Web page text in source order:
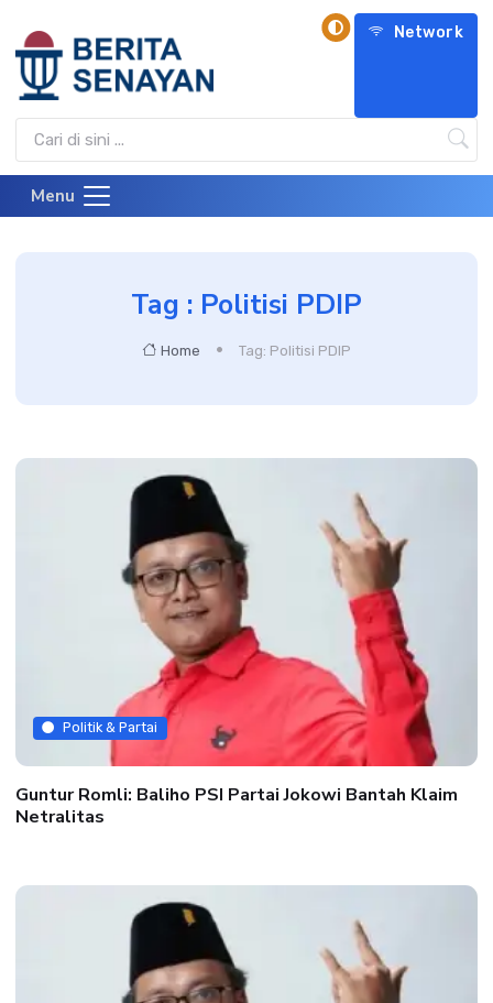
Network
Menu
Tag : Politisi PDIP
Home Tag: Politisi PDIP
Politik & Partai
Guntur Romli: Baliho PSI Partai Jokowi Bantah Klaim
Netralitas